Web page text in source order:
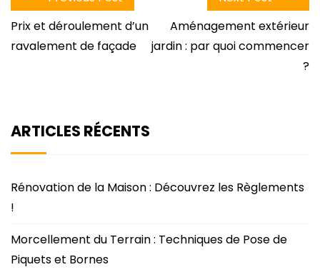
Prix et déroulement d’un
ravalement de façade
Aménagement extérieur
jardin : par quoi commencer
?
ARTICLES RÉCENTS
Rénovation de la Maison : Découvrez les Règlements
!
Morcellement du Terrain : Techniques de Pose de
Piquets et Bornes